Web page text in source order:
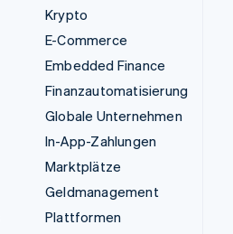
Krypto
E-Commerce
Embedded Finance
Finanzautomatisierung
Globale Unternehmen
In-App-Zahlungen
Marktplätze
Geldmanagement
Plattformen